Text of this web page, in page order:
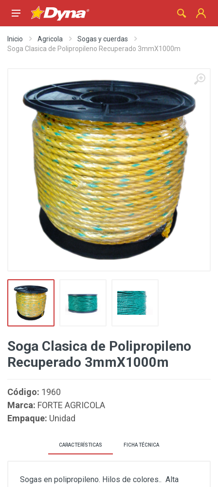
Inicio Agricola
Sogas y cuerdas
Soga Clasica de Polipropileno Recuperado 3mmX1000m
Soga Clasica de Polipropileno
Recuperado 3mmX1000m
Código: 1960
Marca: FORTE AGRICOLA
Empaque: Unidad
CARACTERÍSTICAS FICHA TÉCNICA
Sogas en polipropileno. Hilos de colores.. Alta